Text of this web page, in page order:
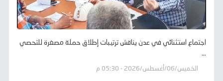
اجتماع استثنائي في عدن يناقش ترتيبات إطلاق حملة مصغرة للتحصي
...
الخميس/06/أغسطس/2026 - 05:30 م